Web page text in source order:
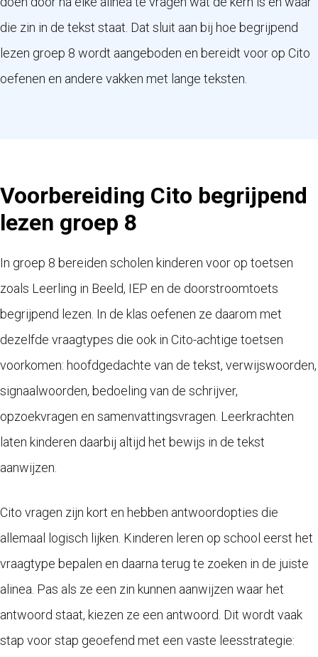
die zin in de tekst staat. Dat sluit aan bij hoe begrijpend
lezen groep 8 wordt aangeboden en bereidt voor op Cito
oefenen en andere vakken met lange teksten.
Voorbereiding Cito begrijpend
lezen groep 8
In groep 8 bereiden scholen kinderen voor op toetsen
zoals Leerling in Beeld, IEP en de doorstroomtoets
begrijpend lezen. In de klas oefenen ze daarom met
dezelfde vraagtypes die ook in Cito-achtige toetsen
voorkomen: hoofdgedachte van de tekst, verwijswoorden,
signaalwoorden, bedoeling van de schrijver,
opzoekvragen en samenvattingsvragen. Leerkrachten
laten kinderen daarbij altijd het bewijs in de tekst
aanwijzen.
Cito vragen zijn kort en hebben antwoordopties die
allemaal logisch lijken. Kinderen leren op school eerst het
vraagtype bepalen en daarna terug te zoeken in de juiste
alinea. Pas als ze een zin kunnen aanwijzen waar het
antwoord staat, kiezen ze een antwoord. Dit wordt vaak
stap voor stap geoefend met een vaste leesstrategie: